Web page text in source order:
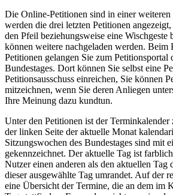
Die Online-Petitionen sind in einer
werden die drei letzten Petitionen
den Pfeil beziehungsweise eine Wischgeste
können weitere nachgeladen werden. Beim
Petitionen gelangen Sie zum Petitionsportal
Bundestages. Dort können Sie selbst eine
Petitionsausschuss einreichen, Sie können
mitzeichnen, wenn Sie deren Anliegen
Ihre Meinung dazu kundtun.
Unter den Petitionen ist der
der linken Seite der aktuelle Monat
Sitzungswochen des Bundestages sind mit
gekennzeichnet. Der aktuelle Tag ist
Nutzer einen anderen als den aktuellen
dieser ausgewählte Tag umrandet. Auf der
eine Übersicht der Termine, die an dem im